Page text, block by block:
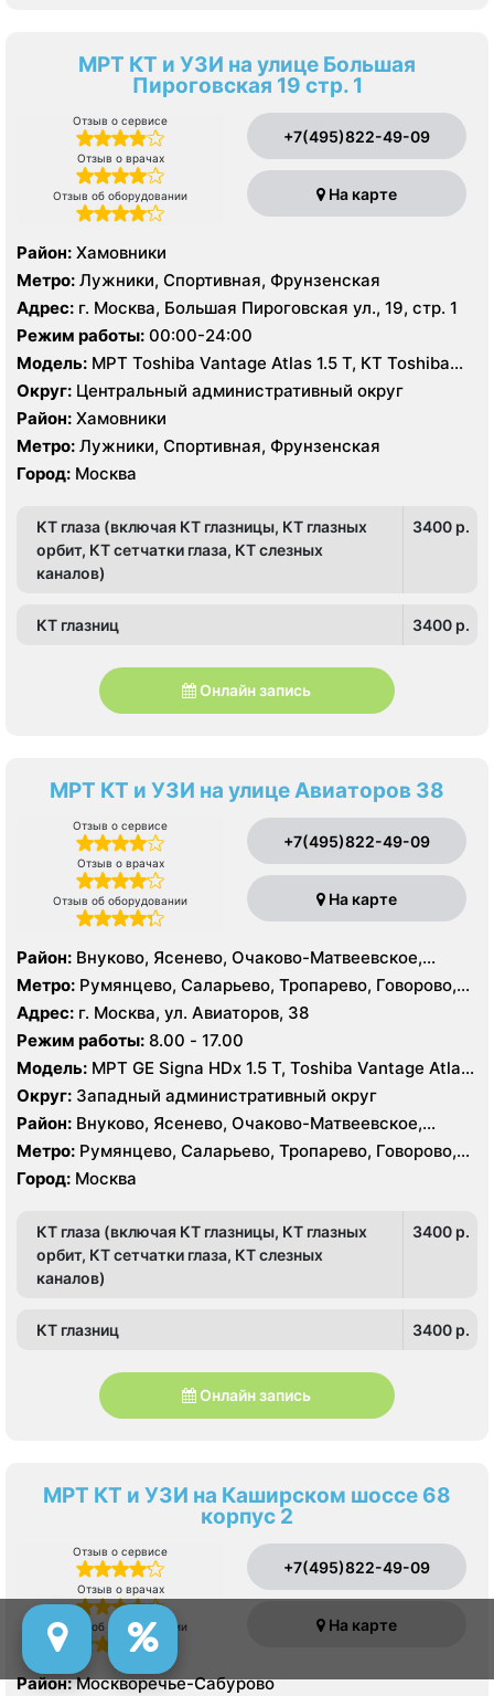
МРТ КТ и УЗИ на улице Большая
Пироговская 19 стр. 1
Отзыв о сервисе
Отзыв о врачах
Отзыв об оборудовании
+7(495)822-49-09
На карте
Район: Хамовники
Метро: Лужники, Спортивная, Фрунзенская
Адрес: г. Москва, Большая Пироговская ул., 19, стр. 1
Режим работы: 00:00-24:00
Модель: МРТ Toshiba Vantage Atlas 1.5 Т, КТ Toshiba
Aquilion CXL 128 срезов, УЗИ Hitachi-Aloka Prosound
Alpha7, GE LOGIQ S7
Округ: Центральный административный округ
Район: Хамовники
Метро: Лужники, Спортивная, Фрунзенская
Город: Москва
КТ глаза (включая КТ глазницы, КТ глазных
орбит, КТ сетчатки глаза, КТ слезных
каналов)
3400 p.
КТ глазниц 3400 p.
Онлайн запись
МРТ КТ и УЗИ на улице Авиаторов 38
Отзыв о сервисе
Отзыв о врачах
Отзыв об оборудовании
+7(495)822-49-09
На карте
Район: Внуково, Ясенево, Очаково-Матвеевское,
Солнцево, Тропарёво-Никулино
Метро: Румянцево, Саларьево, Тропарево, Говорово,
Новопеределкино, Озёрная, Прокшино, Рассказовка,
Солнцево, Филатов Луг, Боровское шоссе
Адрес: г. Москва, ул. Авиаторов, 38
Режим работы: 8.00 - 17.00
Модель: МРТ GE Signa HDx 1.5 T, Toshiba Vantage Atlas
1.5 Т, КТ Toshiba Aquilion CXL 128, Philips Brilliance CT
64 среза, УЗИ
Округ: Западный административный округ
Район: Внуково, Ясенево, Очаково-Матвеевское,
Солнцево, Тропарёво-Никулино
Метро: Румянцево, Саларьево, Тропарево, Говорово,
Новопеределкино, Озёрная, Прокшино, Рассказовка,
Солнцево, Филатов Луг, Боровское шоссе
Город: Москва
КТ глаза (включая КТ глазницы, КТ глазных
орбит, КТ сетчатки глаза, КТ слезных
каналов)
3400 p.
КТ глазниц 3400 p.
Онлайн запись
МРТ КТ и УЗИ на Каширском шоссе 68
корпус 2
Отзыв о сервисе
Отзыв о врачах
Отзыв об оборудовании
+7(495)822-49-09
На карте
Район:Москворечье-Сабурово